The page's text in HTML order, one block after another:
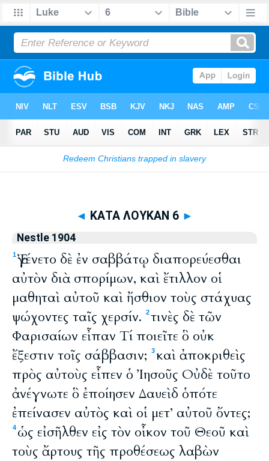
Biblia>Nestle 1904> ΚΑΤΑ ΛΟΥΚΑΝ 6
◄ ΚΑΤΑ ΛΟΥΚΑΝ 6 ►
Nestle 1904
1Ἐγένετο δὲ ἐν σαββάτῳ διαπορεύεσθαι
αὐτὸν διὰ σπορίμων, καὶ ἔτιλλον οἱ
μαθηταὶ αὐτοῦ καὶ ἤσθιον τοὺς στάχυας
ψώχοντες ταῖς χερσίν.
2τινὲς δὲ τῶν
Φαρισαίων εἶπαν Τί ποιεῖτε ὃ οὐκ
ἔξεστιν τοῖς σάββασιν;
3καὶ ἀποκριθεὶς
πρὸς αὐτοὺς εἶπεν ὁ Ἰησοῦς Οὐδὲ τοῦτο
ἀνέγνωτε ὃ ἐποίησεν Δαυεὶδ ὁπότε
ἐπείνασεν αὐτὸς καὶ οἱ μετ’ αὐτοῦ ὄντες;
4 ὡς εἰσῆλθεν εἰς τὸν οἶκον τοῦ Θεοῦ καὶ
τοὺς ἄρτους τῆς προθέσεως λαβὼν